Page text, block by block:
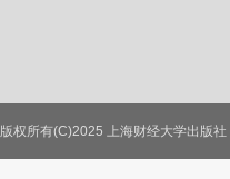
联系我们
版权所有(C)2025 上海财经大学出版社